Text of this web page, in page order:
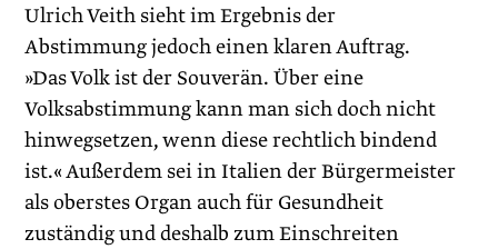
Ulrich Veith sieht im Ergebnis der
Abstimmung jedoch einen klaren Auftrag.
»Das Volk ist der Souverän. Über eine
Volksabstimmung kann man sich doch nicht
hinwegsetzen, wenn diese rechtlich bindend
ist.« Außerdem sei in Italien der Bürgermeister
als oberstes Organ auch für Gesundheit
zuständig und deshalb zum Einschreiten